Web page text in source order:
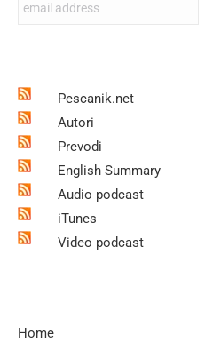
Pescanik.net
Autori
Prevodi
English Summary
Audio podcast
iTunes
Video podcast
Home